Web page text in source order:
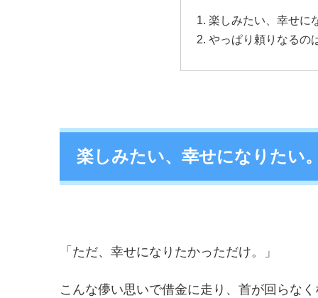
楽しみたい、幸せに
やっぱり頼りなるの
楽しみたい、幸せになりたい
「ただ、幸せになりたかっただけ。」
こんな儚い思いで借金に走り、首が回らな